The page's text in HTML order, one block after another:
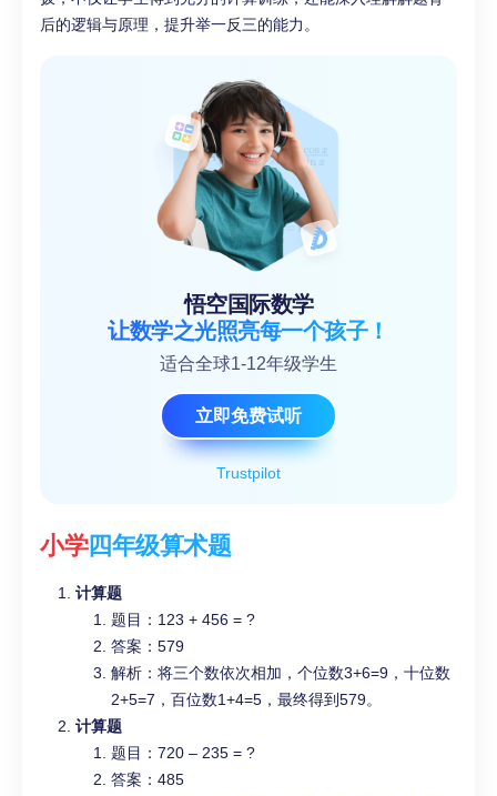
后的逻辑与原理，提升举一反三的能力。
Trustpilot
悟空国际数学
让数学之光照亮每一个孩子！
适合全球1-12年级学生
立即免费试听
小学四年级算术题
计算题
题目：123 + 456 = ?
答案：579
解析：将三个数依次相加，个位数3+6=9，十位数
2+5=7，百位数1+4=5，最终得到579。
计算题
题目：720 – 235 = ?
答案：485